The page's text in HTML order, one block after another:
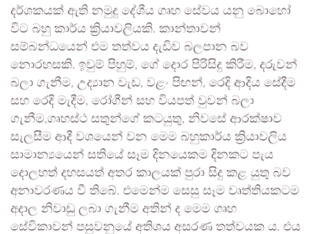
දර්ශකයක් ඇති නමුදු දේශීය ගෘහ සේවය යනු බොහෝ
විට බහු කාර්ය ක්‍රියාවලියකි. කාන්තාවන්
සම්බන්ධයෙන් එම තත්වය දැඩිව බලපාන බව
නොරහසකි. ඉවුම් පිහුම්, ගේ දොර පිරිසිදු කිරීම, දරුවන්
බලා ගැනීම, උද්‍යාන වැඩ, වළං පිඟන්, රෙදි ආදිය සේදීම
සහ රෙදි මැදීම, රෝගීන් සහ වියපත් වුවන් බලා
ගැනීම,ගෘහස්ථ සතුන්ගේ කටයුතු, නිවසේ ආරක්ෂාව
සැලසීම ආදී වශයෙන් වන මෙම බහුකාර්ය ක්‍රියාවලිය
සාමාන්‍යයෙන් සතියේ සෑම දිනයෙකම දිනකට පැය
දොලහත් දහසයත් අතර කාලයක් පුරා සිදු කළ යුතු බව
අනාවරණය වී තිබේ. එමෙන්ම සෙසු සෑම වෘත්තියකටම
අදාල නිවාඩු ලබා ගැනීම අතින් ද මෙම ගෘහ
සේවිකාවන් පසුවනුයේ අතිශය අසරණ තත්වයක ය. එය